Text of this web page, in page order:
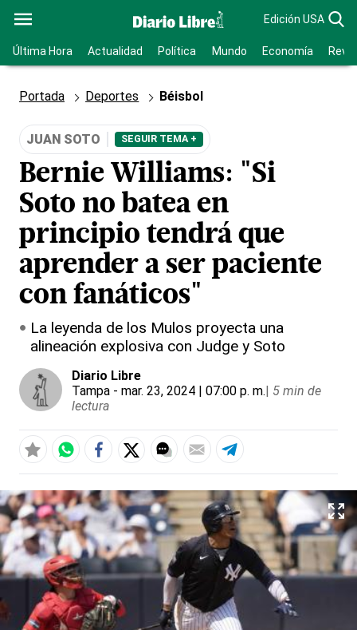
Edición USA
Última Hora Actualidad Política Mundo Economía
Portada Deportes Béisbol
JUAN SOTO SEGUIR TEMA +
Bernie Williams: "Si
Soto no batea en
principio tendrá que
aprender a ser paciente
con fanáticos"
La leyenda de los Mulos proyecta una
alineación explosiva con Judge y Soto
Diario Libre
Tampa - mar. 23, 2024 | 07:00 p. m.| 5 min de
lectura